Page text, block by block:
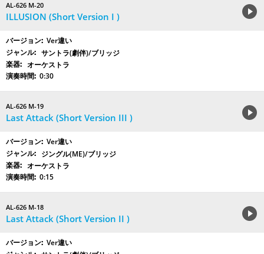
AL-626 M-20
ILLUSION (Short Version I )
Ver違い
サントラ(劇伴)/ブリッジ
オーケストラ
0:30
AL-626 M-19
Last Attack (Short Version III )
Ver違い
ジングル(ME)/ブリッジ
オーケストラ
0:15
AL-626 M-18
Last Attack (Short Version II )
Ver違い